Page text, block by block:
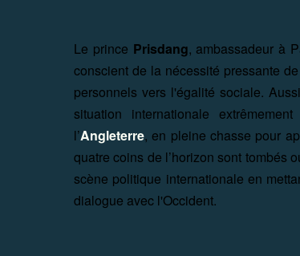
Le prince Prisdang, ambassadeur à
conscient de la nécessité pressante
personnels vers l'égalité sociale.
situation internationale
l’Angleterre, en pleine chasse pour
quatre coins de l’horizon sont tombés
scène politique internationale en
dialogue avec l'Occident.